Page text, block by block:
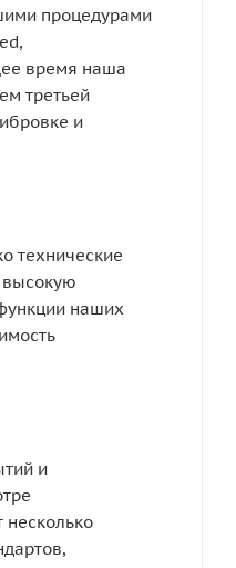
процедурами
время наша
третьей
и
технические
высокую
наших
и
несколько